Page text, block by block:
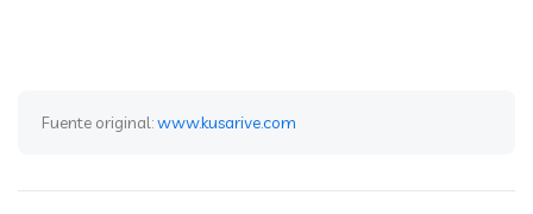
Fuente original:www.kusarive.com